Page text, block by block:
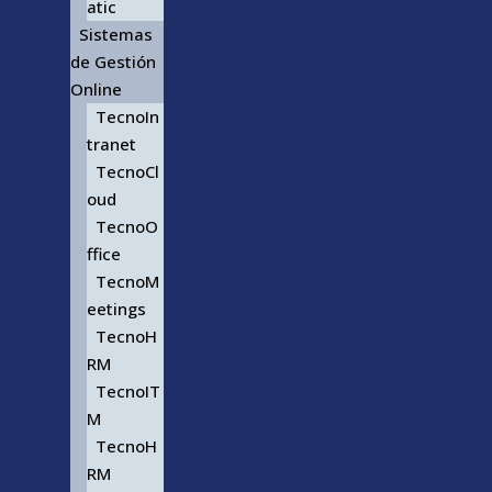
atic
Sistemas
de Gestión
Online
TecnoIn
tranet
TecnoCl
oud
TecnoO
ffice
TecnoM
eetings
TecnoH
RM
TecnoIT
M
TecnoH
RM